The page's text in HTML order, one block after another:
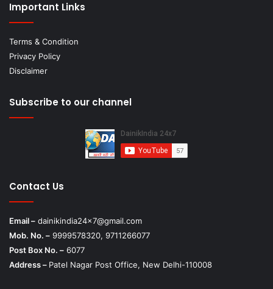
Important Links
Terms & Condition
Privacy Policy
Disclaimer
Subscribe to our channel
Contact Us
Email – dainikindia24x7@gmail.com
Mob. No. – 9999578320, 9711266077
Post Box No. – 6077
Address – Patel Nagar Post Office, New Delhi-110008